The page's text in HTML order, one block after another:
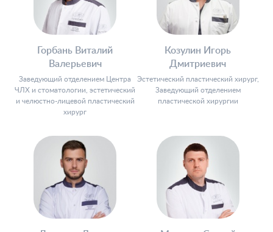
Горбань Виталий
Валерьевич
Заведующий отделением Центра
ЧЛХ и стоматологии, эстетический
и челюстно-лицевой пластический
хирург
Козулин Игорь
Дмитриевич
Эстетический пластический хирург,
Заведующий отделением
пластической хирургии